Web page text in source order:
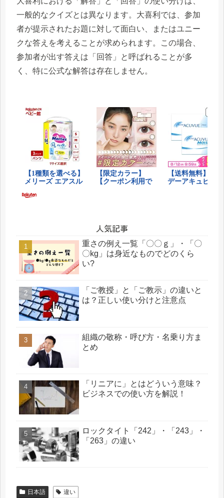
一般的なクイズとは異なります。大喜利では、参加
者が提示されたお題に対して面白い、またはユニー
クな答えを考えることが求められます。この場合、
参加者が出す答えは「回答」と呼ばれることが多
く、特に公式な解答は存在しません。
人気記事
重さの例え一覧「〇〇ｇ」・「〇
〇kg」は身近なものでどのくら
い?
「ご教授」と「ご教示」の違いと
は？正しい使い分けと注意点
組織の敬称・呼び方・名乗り方ま
とめ
「リニアに」とはどういう意味？
ビジネスでの使い方を解説！
ロックタイト「242」・「243」・
「263」の違い
日本語 違い